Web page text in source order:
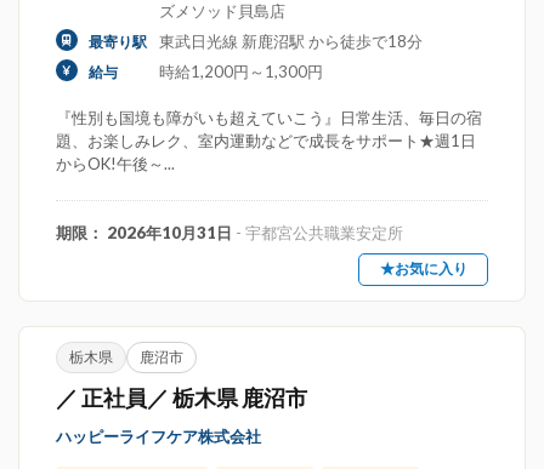
ズメソッド貝島店
最寄り駅 東武日光線 新鹿沼駅 から徒歩で18分
給与 時給1,200円～1,300円
『性別も国境も障がいも超えていこう』日常生活、毎日の宿
題、お楽しみレク、室内運動などで成長をサポート★週1日
からOK!午後～...
期限： 2026年10月31日 - 宇都宮公共職業安定所
★お気に入り
栃木県 鹿沼市
／ 正社員／ 栃木県 鹿沼市
ハッピーライフケア株式会社